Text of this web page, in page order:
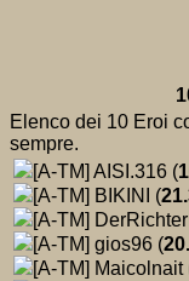
Elenco dei 10 Eroi
sempre.
[A-TM] AISI.316 (
[A-TM] BIKINI (
[A-TM]
[A-TM] gios96 (
[A-TM] Maicolnait